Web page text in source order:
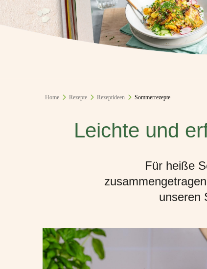
Home Rezepte Rezeptideen Sommerrezepte
Leichte und
Für heiße
unseren